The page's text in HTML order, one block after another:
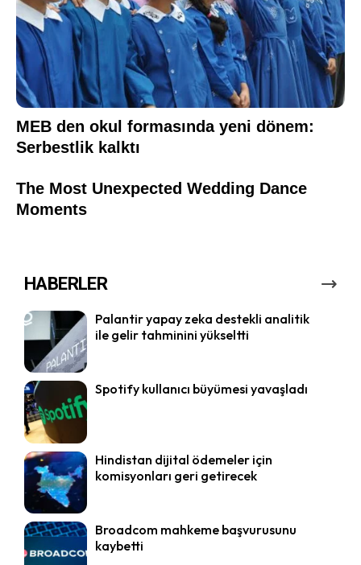
HABERLER
Palantir yapay zeka destekli analitik
ile gelir tahminini yükseltti
Spotify kullanıcı büyümesi yavaşladı
Hindistan dijital ödemeler için
komisyonları geri getirecek
Broadcom mahkeme başvurusunu
kaybetti